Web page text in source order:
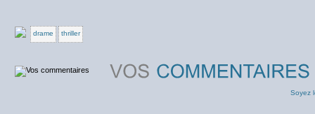
drame thriller
Soyez